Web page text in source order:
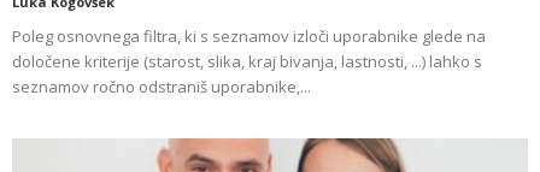
Poleg osnovnega filtra, ki s seznamov izloči uporabnike glede na
določene kriterije (starost, slika, kraj bivanja, lastnosti, ...) lahko s
seznamov ročno odstraniš uporabnike,...